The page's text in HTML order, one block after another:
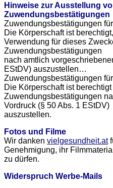
Hinweise zur Ausstellung
Zuwendungsbestätigungen
Zuwendungsbestätigungen für
Die Körperschaft ist
Verwendung für dieses
Zuwendungsbestätigungen
nach amtlich
EStDV) auszustellen…
Zuwendungsbestätigungen für
Die Körperschaft ist
Zuwendungsbestätigungen
Vordruck (§ 50 Abs. 1 EStDV)
auszustellen.
Fotos und Filme
Wir danken vielgesundheit.at
Genehmigung, ihr
zu dürfen.
Widerspruch Werbe-Mails